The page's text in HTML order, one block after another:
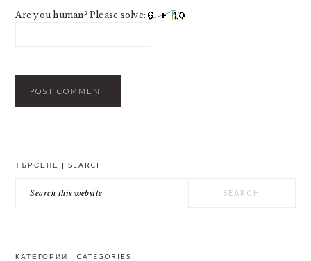
Are you human? Please solve:
ТЪРСЕНЕ | SEARCH
this
КАТЕГОРИИ | CATEGORIES